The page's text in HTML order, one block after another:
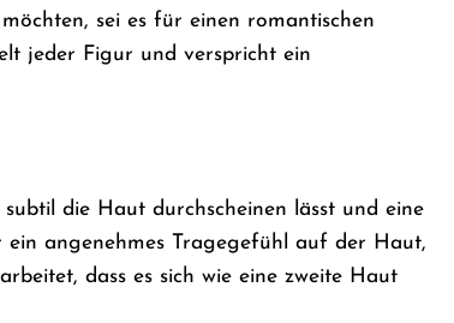
sei es für einen romantischen
jeder Figur und verspricht ein
die Haut durchscheinen lässt und eine
angenehmes Tragegefühl auf der Haut,
dass es sich wie eine zweite Haut